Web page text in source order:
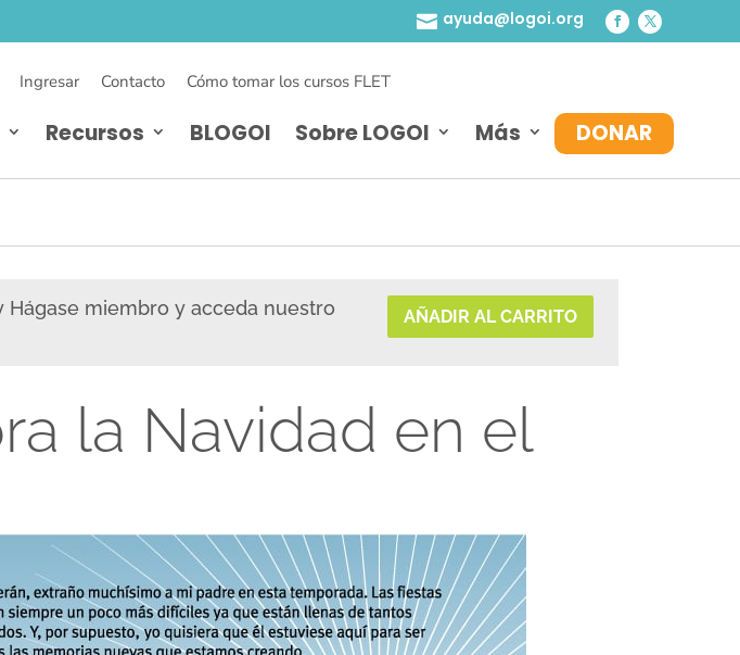
 ayuda@logoi.org
Ingresar Contacto Cómo tomar los cursos FLET
Recursos BLOGOI Sobre LOGOI Más DONAR
Hágase miembro y acceda nuestro
AÑADIR AL CARRITO
la Navidad en el